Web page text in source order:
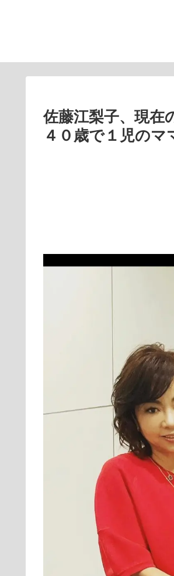
佐藤江梨子、現在
４０歳で１児のマ